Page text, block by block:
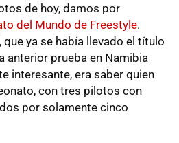
de hoy, damos por
del Mundo de Freestyle.
, que ya se había llevado el título
anterior prueba en Namibia
interesante, era saber quien
con tres pilotos con
por solamente cinco